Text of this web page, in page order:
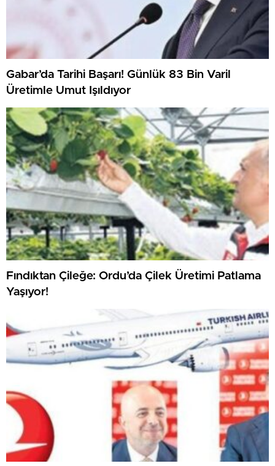
Gabar’da Tarihi Başarı! Günlük 83 Bin Varil
Üretimle Umut Işıldıyor
Fındıktan Çileğe: Ordu’da Çilek Üretimi Patlama
Yaşıyor!